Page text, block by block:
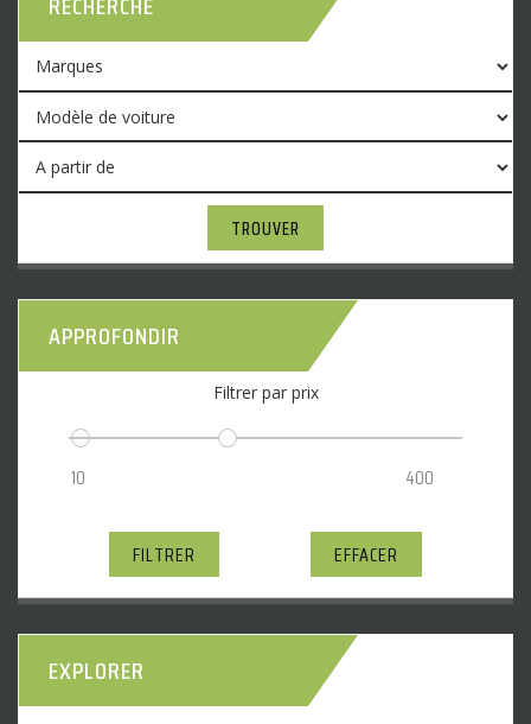
TROUVER
APPROFONDIR
Filtrer par prix
FILTRER EFFACER
EXPLORER